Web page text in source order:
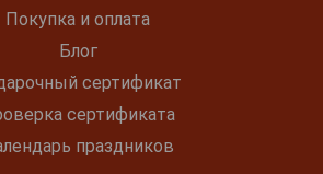
Покупка и оплата
Блог
сертификат
сертификата
праздников